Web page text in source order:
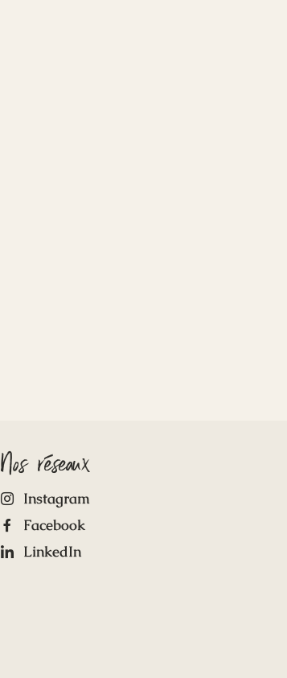
Nos réseaux
Instagram
Facebook
LinkedIn